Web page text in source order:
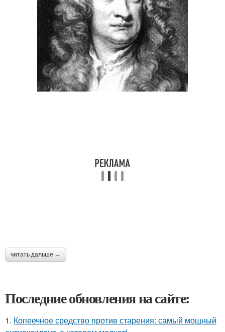
читать дальше →
Последние обновления на сайте:
1. Копеечное средство против старения: самый мощный